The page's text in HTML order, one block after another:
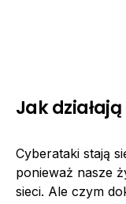
Jak
Cyberataki stają
ponieważ nasze
sieci. Ale czym